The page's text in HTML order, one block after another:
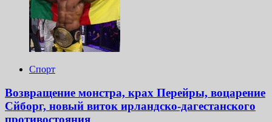
Спорт
Возвращение монстра, крах Перейры, воцарение
Сйборг, новый виток ирландско-дагестанского
противостояния